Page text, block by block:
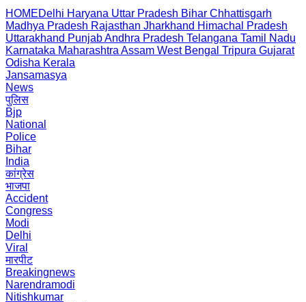
HOMEDelhi Haryana Uttar Pradesh Bihar Chhattisgarh
Madhya Pradesh Rajasthan Jharkhand Himachal Pradesh
Uttarakhand PunjabAndhra Pradesh Telangana Tamil Nadu
Karnataka Maharashtra Assam West Bengal Tripura Gujarat
Odisha Kerala
Jansamasya
News
पुलिस
Bjp
National
Police
Bihar
India
कांग्रेस
भाजपा
Accident
Congress
Modi
Delhi
Viral
मारपीट
Breakingnews
Narendramodi
Nitishkumar